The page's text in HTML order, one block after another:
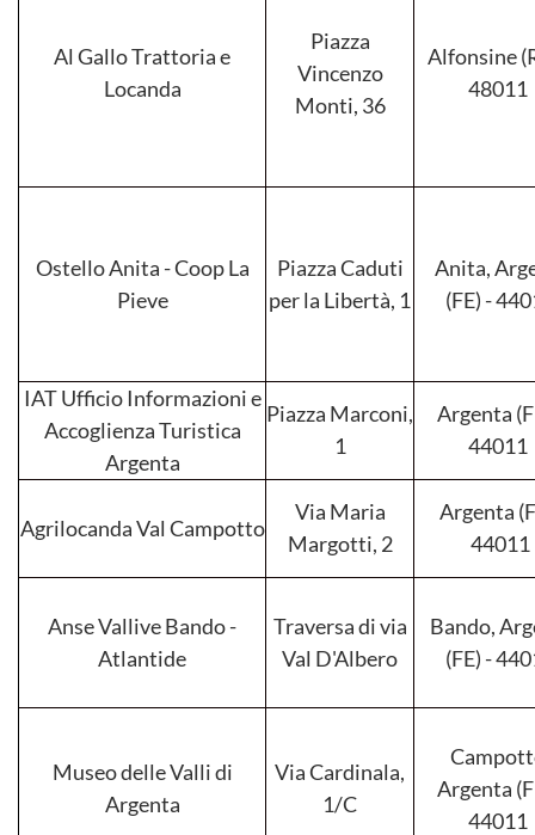
Al Gallo Trattoria e
Locanda
Piazza
Vincenzo
Monti, 36
Alfonsine
48011
Ostello Anita - Coop La
Pieve
Piazza Caduti
per la Libertà, 1
Anita,
(FE) -
IAT Ufficio Informazioni e
Accoglienza Turistica
Argenta
Piazza Marconi,
1
Argenta
44011
Agrilocanda Val Campotto
Via Maria
Margotti, 2
Argenta
44011
Anse Vallive Bando -
Atlantide
Traversa di via
Val D'Albero
Bando,
(FE) -
Museo delle Valli di
Argenta
Via Cardinala,
1/C
Argenta
44011